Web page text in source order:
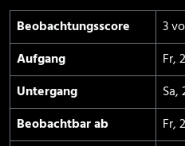
Beobachtungs­score
3
Aufgang
Fr,
Untergang
Sa,
Beobachtbar ab
Fr,